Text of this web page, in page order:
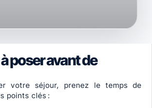
poser avant de
votre séjour, prenez le temps de
points clés :